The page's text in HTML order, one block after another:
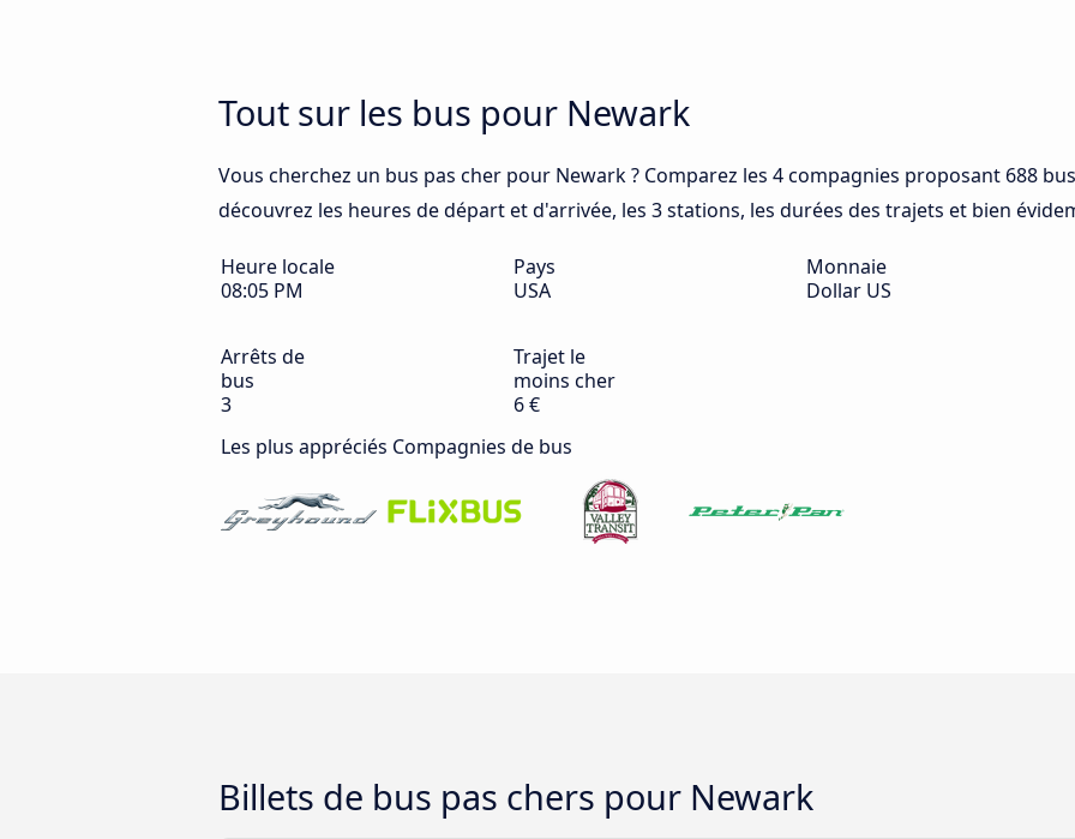
Tout sur les bus pour Newark
Vous cherchez un bus pas cher pour Newark ? Comparez les 4 compagnies proposant 688
découvrez les heures de départ et d'arrivée, les 3 stations, les durées des trajets et bien
Heure locale
08:05 PM
Pays
USA
Monnaie
Dollar US
Arrêts de
bus
3
Trajet le
moins cher
6 €
Les plus appréciés Compagnies de bus
Billets de bus pas chers pour Newark